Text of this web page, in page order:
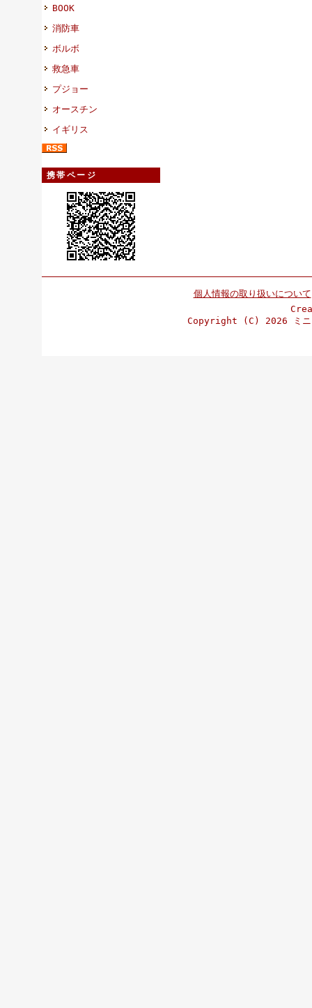
BOOK
消防車
ボルボ
救急車
プジョー
オースチン
イギリス
携帯ページ
個人情報の取り扱いについて
Copyright (C) 2026 ミ